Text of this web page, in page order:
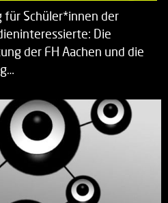
für Schüler*innen der
Die
der FH Aachen und die